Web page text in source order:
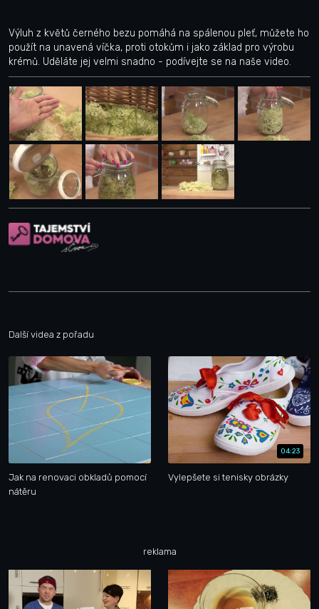
Výluh z květů černého bezu pomáhá na spálenou pleť, můžete ho
použít na unavená víčka, proti otokům i jako základ pro výrobu
krémů. Uděláte jej velmi snadno - podívejte se na naše video.
Další videa z pořadu
Jak na renovaci obkladů pomocí
nátěru
04:23
Vylepšete si tenisky obrázky
reklama